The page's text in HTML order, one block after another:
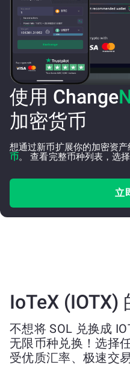
使用 Change
加密货币
想通过新币扩展你的加密资
币。 查看完整币种列表，选
立
IoTeX (IOTX)
不想将 SOL 兑换成
无限币种兑换！选择
受优质汇率、极速交